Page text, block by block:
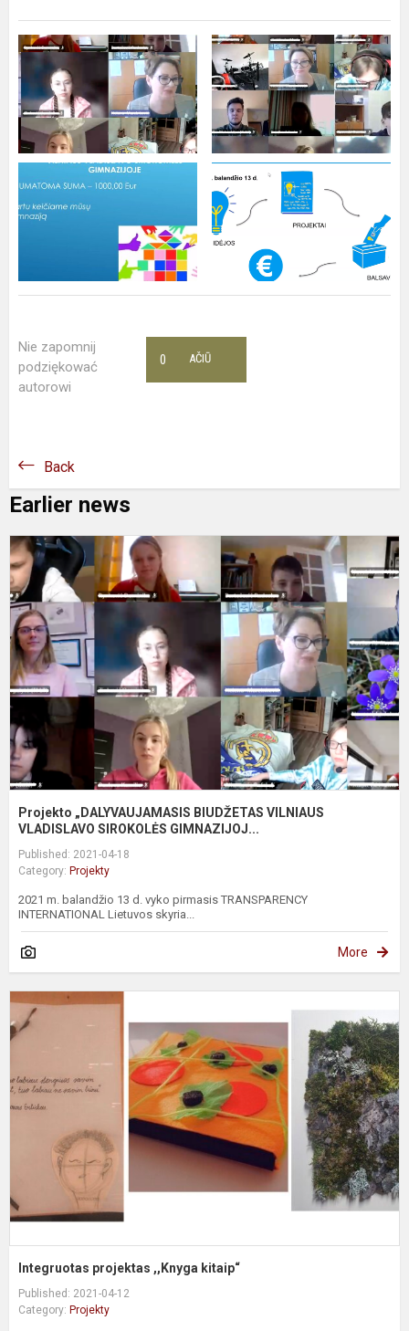
Nie zapomnij
podziękować
autorowi
AČIŪ
0
Back
Earlier news
Projekto „DALYVAUJAMASIS BIUDŽETAS VILNIAUS
VLADISLAVO SIROKOLĖS GIMNAZIJOJ...
Published: 2021-04-18
Category: Projekty
2021 m. balandžio 13 d. vyko pirmasis TRANSPARENCY
INTERNATIONAL Lietuvos skyria...
More
Integruotas projektas ,,Knyga kitaip“
Published: 2021-04-12
Category: Projekty